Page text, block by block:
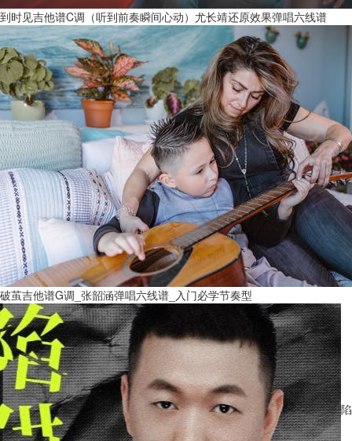
到时见吉他谱C调（听到前奏瞬间心动）尤长靖还原效果弹唱六线谱
破茧吉他谱G调_张韶涵弹唱六线谱_入门必学节奏型
陷